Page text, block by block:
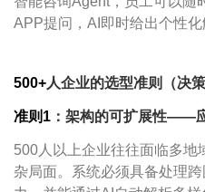
APP提问， AI 即时给出个性
500+人企业的选型准则（决策
准则 1 ：架构的可扩展性——
500 人以上企业往往面临多地
杂局面。系统必须具备处理